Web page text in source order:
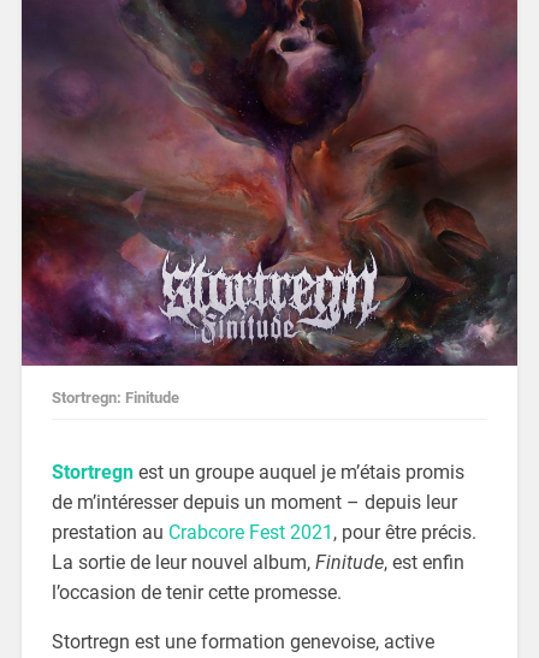
Stortregn: Finitude
Stortregnest un groupe auquel je m’étais promis
de m’intéresser depuis un moment – depuis leur
prestation au Crabcore Fest 2021 , pour être précis.
La sortie de leur nouvel album, Finitude, est enfin
l’occasion de tenir cette promesse.
Stortregn est une formation genevoise, active